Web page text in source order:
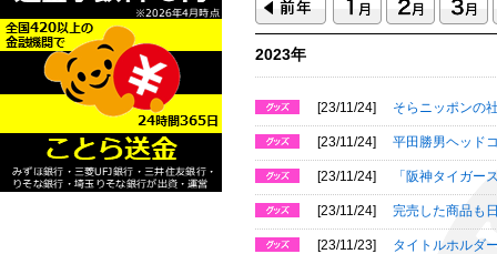
2023年
[23/11/24] そらニッポンの
[23/11/24] 平田勝男ヘッド
[23/11/24] 「阪神タイガー
[23/11/24] 完売した商品も
[23/11/23] タイトルホルダ